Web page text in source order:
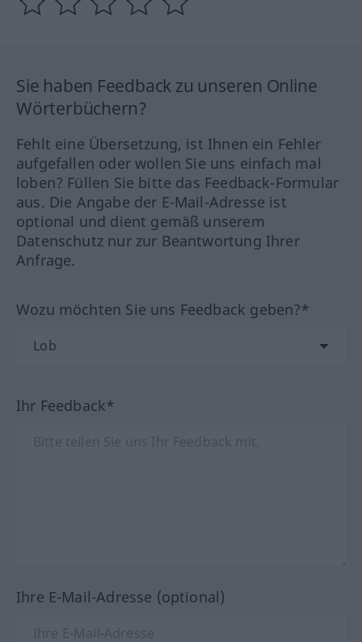
Sie haben Feedback zu unseren Online
Wörterbüchern?
Fehlt eine Übersetzung, ist Ihnen ein Fehler
aufgefallen oder wollen Sie uns einfach mal
loben? Füllen Sie bitte das Feedback-Formular
aus. Die Angabe der E-Mail-Adresse ist
optional und dient gemäß unserem
Datenschutz nur zur Beantwortung Ihrer
Anfrage.
Wozu möchten Sie uns Feedback geben?*
Ihr Feedback*
Ihre E-Mail-Adresse (optional)